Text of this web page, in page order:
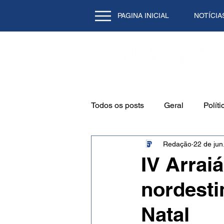
PAGINA INICIAL
Todos os posts Geral
Cidade
Natal/RN Tecnologia
IV
Natal
Redação 22 de jun.